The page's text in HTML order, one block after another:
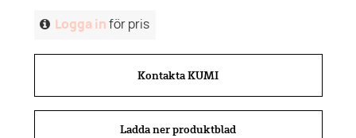
Logga in för pris
Kontakta KUMI
Ladda ner produktblad